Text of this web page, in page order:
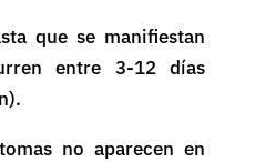
que se manifiestan
entre 3-12 días
no aparecen en